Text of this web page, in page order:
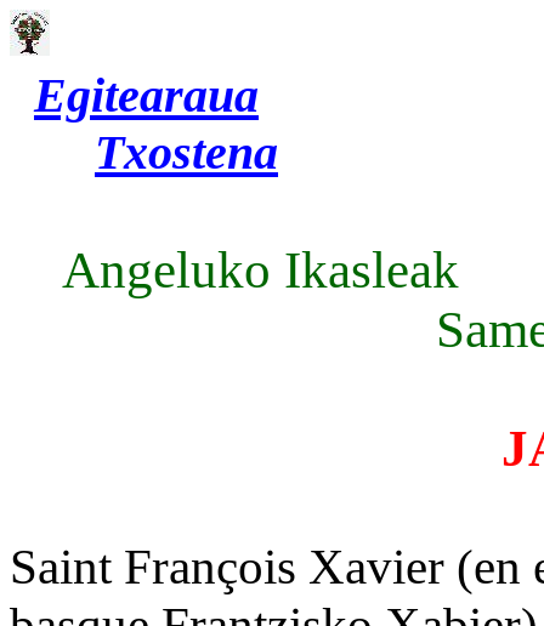
Egitearaua
Txostena
Saint François Xavier (en